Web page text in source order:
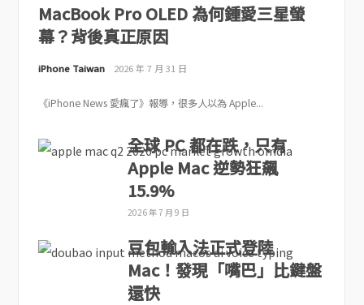
MacBook Pro OLED 為何鍾愛三星螢
幕？背後真正原因
iPhone Taiwan 2026 年 7 月 31 日
《iPhone News 愛瘋了》報導，很多人以為 Apple...
全球 PC 都在跌，只有
Apple Mac 逆勢狂飆
15.9%
2026 年 7 月 9 日
豆包輸入法正式登陸
Mac！發現「嘴巴」比鍵盤
還快